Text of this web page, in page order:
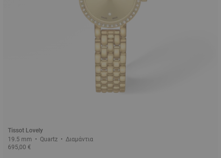
Tissot Lovely
19.5 mm • Quartz • Διαμάντια
695,00 €